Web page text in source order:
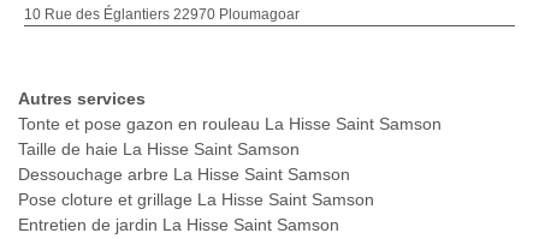
10 Rue des Églantiers 22970 Ploumagoar
Autres services
Tonte et pose gazon en rouleau La Hisse Saint Samson
Taille de haie La Hisse Saint Samson
Dessouchage arbre La Hisse Saint Samson
Pose cloture et grillage La Hisse Saint Samson
Entretien de jardin La Hisse Saint Samson